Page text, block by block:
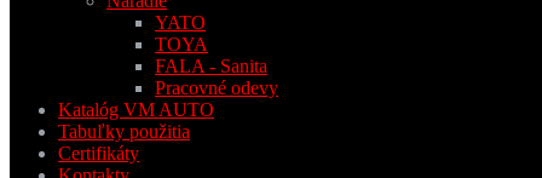
YATO
TOYA
FALA - Sanita
Pracovné odevy
Katalóg VM AUTO
Tabuľky použitia
Certifikáty